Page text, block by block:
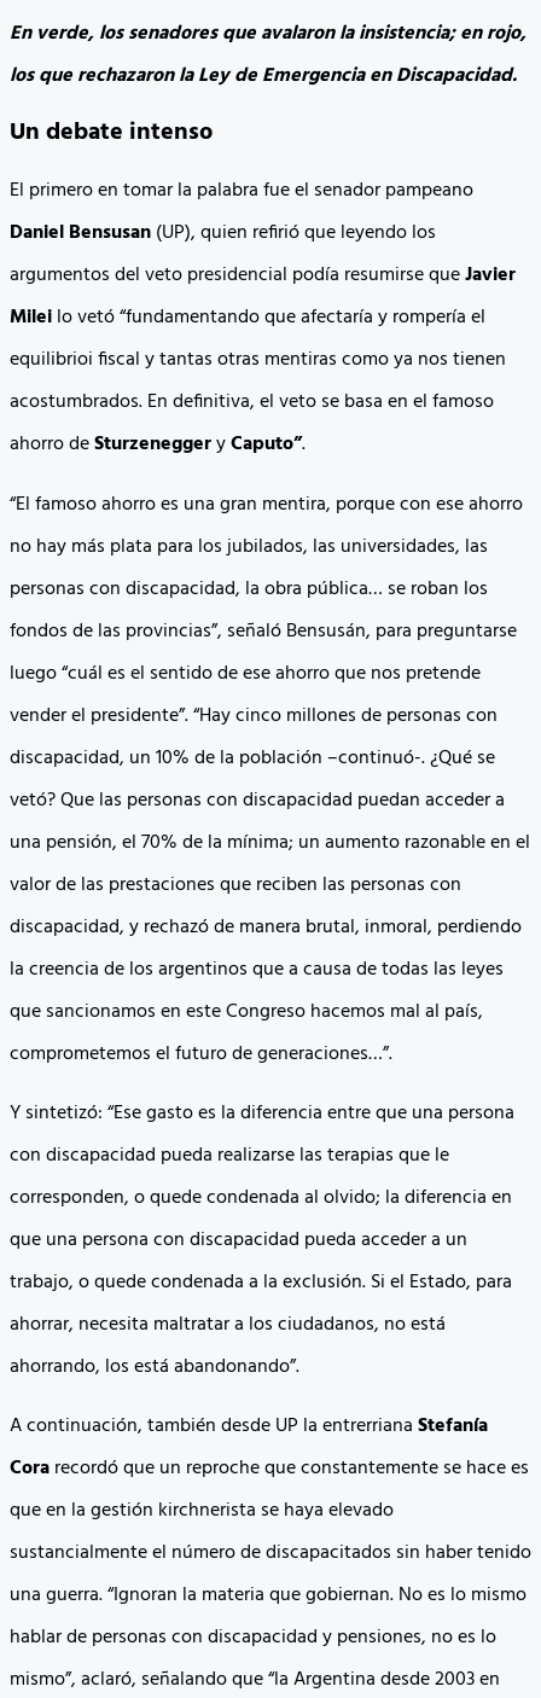
En verde, los senadores que avalaron la insistencia; en rojo,
los que rechazaron la Ley de Emergencia en Discapacidad.
Un debate intenso
El primero en tomar la palabra fue el senador pampeano
Daniel Bensusan(UP), quien refirió que leyendo los
argumentos del veto presidencial podía resumirse queJavier
Mileilo vetó “fundamentando que afectaría y rompería el
equilibrioi fiscal y tantas otras mentiras como ya nos tienen
acostumbrados. En definitiva, el veto se basa en el famoso
ahorro deSturzeneggeryCaputo”.
“El famoso ahorro es una gran mentira, porque con ese ahorro
no hay más plata para los jubilados, las universidades, las
personas con discapacidad, la obra pública… se roban los
fondos de las provincias”, señaló Bensusán, para preguntarse
luego “cuál es el sentido de ese ahorro que nos pretende
vender el presidente”. “Hay cinco millones de personas con
discapacidad, un 10% de la población –continuó-. ¿Qué se
vetó? Que las personas con discapacidad puedan acceder a
una pensión, el 70% de la mínima; un aumento razonable en el
valor de las prestaciones que reciben las personas con
discapacidad, y rechazó de manera brutal, inmoral, perdiendo
la creencia de los argentinos que a causa de todas las leyes
que sancionamos en este Congreso hacemos mal al país,
comprometemos el futuro de generaciones…”.
Y sintetizó: “Ese gasto es la diferencia entre que una persona
con discapacidad pueda realizarse las terapias que le
corresponden, o quede condenada al olvido; la diferencia en
que una persona con discapacidad pueda acceder a un
trabajo, o quede condenada a la exclusión. Si el Estado, para
ahorrar, necesita maltratar a los ciudadanos, no está
ahorrando, los está abandonando”.
A continuación, también desde UP la entrerrianaStefanía
Corarecordó que un reproche que constantemente se hace es
que en la gestión kirchnerista se haya elevado
sustancialmente el número de discapacitados sin haber tenido
una guerra. “Ignoran la materia que gobiernan. No es lo mismo
hablar de personas con discapacidad y pensiones, no es lo
mismo”, aclaró, señalando que “la Argentina desde 2003 en